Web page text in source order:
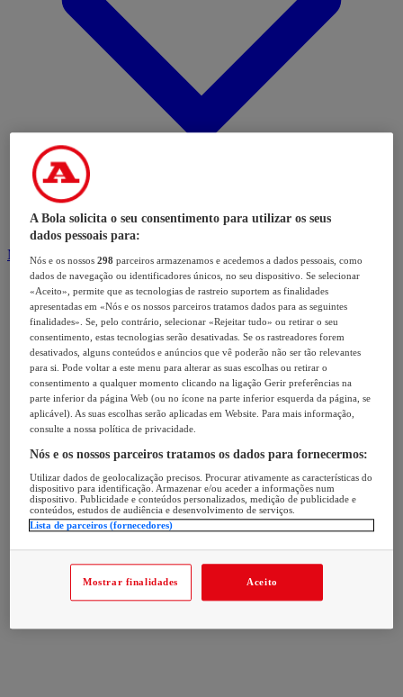
Modalidades
A Bola solicita o seu consentimento para utilizar os seus
dados pessoais para:
Nós e os nossos298 parceiros armazenamos e acedemos a dados pessoais, como
dados de navegação ou identificadores únicos, no seu dispositivo. Se selecionar
«Aceito», permite que as tecnologias de rastreio suportem as finalidades
apresentadas em «Nós e os nossos parceiros tratamos dados para as seguintes
finalidades». Se, pelo contrário, selecionar «Rejeitar tudo» ou retirar o seu
consentimento, estas tecnologias serão desativadas. Se os rastreadores forem
desativados, alguns conteúdos e anúncios que vê poderão não ser tão relevantes
para si. Pode voltar a este menu para alterar as suas escolhas ou retirar o
consentimento a qualquer momento clicando na ligação Gerir preferências na
parte inferior da página Web (ou no ícone na parte inferior esquerda da página, se
aplicável). As suas escolhas serão aplicadas em Website. Para mais informação,
consulte a nossa política de privacidade.
Nós e os nossos parceiros tratamos os dados para fornecermos:
Utilizar dados de geolocalização precisos. Procurar ativamente as características do
dispositivo para identificação. Armazenar e/ou aceder a informações num
dispositivo. Publicidade e conteúdos personalizados, medição de publicidade e
conteúdos, estudos de audiência e desenvolvimento de serviços.
Lista de parceiros (fornecedores)
Mostrar finalidades Aceito